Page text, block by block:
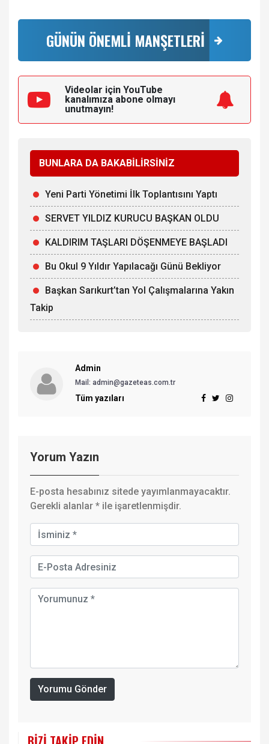
GÜNÜN ÖNEMLİ MANŞETLERİ
Videolar için YouTube
kanalımıza abone olmayı
unutmayın!
BUNLARA DA BAKABİLİRSİNİZ
Yeni Parti Yönetimi İlk Toplantısını Yaptı
SERVET YILDIZ KURUCU BAŞKAN OLDU
KALDIRIM TAŞLARI DÖŞENMEYE BAŞLADI
Bu Okul 9 Yıldır Yapılacağı Günü Bekliyor
Başkan Sarıkurt’tan Yol Çalışmalarına Yakın
Takip
Admin
Mail: admin@gazeteas.com.tr
Tüm yazıları
Yorum Yazın
E-posta hesabınız sitede yayımlanmayacaktır.
Gerekli alanlar * ile işaretlenmişdir.
Yorumu Gönder